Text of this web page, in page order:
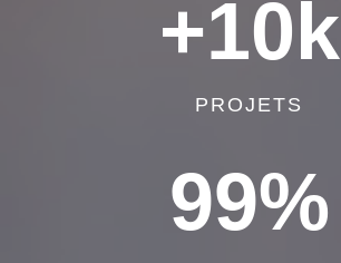
+10k
PROJETS
99%